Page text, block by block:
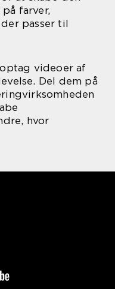
farver,
passer til
videoer af
Del dem på
hvor